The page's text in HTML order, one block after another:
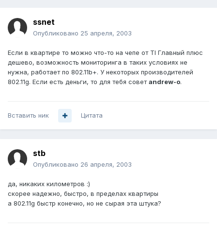
ssnet
Опубликовано 25 апреля, 2003
Если в квартире то можно что-то на чепе от TI Главный плюс
дешево, возможность мониторинга в таких условиях не
нужна, работает по 802.11b+. У некоторых производителей
802.11g. Если есть деньги, то для тебя советandrew-o.
Вставить ник Цитата
stb
Опубликовано 26 апреля, 2003
да, никаких километров :)
скорее надежно, быстро, в пределах квартиры
а 802.11g быстр конечно, но не сырая эта штука?